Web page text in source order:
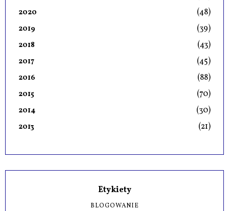
2020 (48)
2019 (39)
2018 (43)
2017 (45)
2016 (88)
2015 (70)
2014 (30)
2013 (21)
Etykiety
BLOGOWANIE